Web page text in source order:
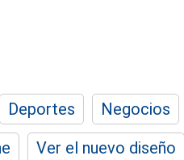
Deportes Negocios
Ver el nuevo diseño